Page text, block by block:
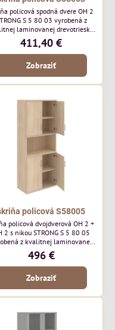
policová spodná dvere OH 2
S 5 80 03 vyrobená z
laminovanej drevotriesky,
ktorú ponúkame v 8 farebných
Vrchná doska a dno majú
25mm a na prednej strane
je 2mm ABS hrana.
411,40 €
Zobraziť
policová S58005
policová dvojdverová OH 2 +
2 s nikou STRONG S 5 80 05
z kvalitnej laminovanej
Vrchná doska a dno
hrúbku 25mm a na prednej
strane je 2mm ABS hrana.
496 €
Zobraziť